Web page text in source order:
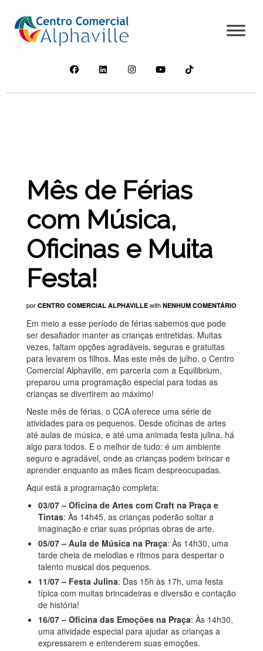
Mês de Férias
com Música,
Oficinas e Muita
Festa!
por CENTRO COMERCIAL ALPHAVILLE with NENHUM COMENTÁRIO
Em meio a esse período de férias sabemos que pode
ser desafiador manter as crianças entretidas. Muitas
vezes, faltam opções agradáveis, seguras e gratuitas
para levarem os filhos. Mas este mês de julho, o Centro
Comercial Alphaville, em parceria com a Equilibrium,
preparou uma programação especial para todas as
crianças se divertirem ao máximo!
Neste mês de férias, o CCA oferece uma série de
atividades para os pequenos. Desde oficinas de artes
até aulas de música, e até uma animada festa julina, há
algo para todos. E o melhor de tudo: é um ambiente
seguro e agradável, onde as crianças podem brincar e
aprender enquanto as mães ficam despreocupadas.
Aqui está a programação completa:
03/07 – Oficina de Artes com Craft na Praça e
Tintas: Às 14h45, as crianças poderão soltar a
imaginação e criar suas próprias obras de arte.
05/07 – Aula de Música na Praça: Às 14h30, uma
tarde cheia de melodias e ritmos para despertar o
talento musical dos pequenos.
11/07 – Festa Julina: Das 15h às 17h, uma festa
típica com muitas brincadeiras e diversão e contação
de história!
16/07 – Oficina das Emoções na Praça: Às 14h30,
uma atividade especial para ajudar as crianças a
expressarem e entenderem suas emoções.